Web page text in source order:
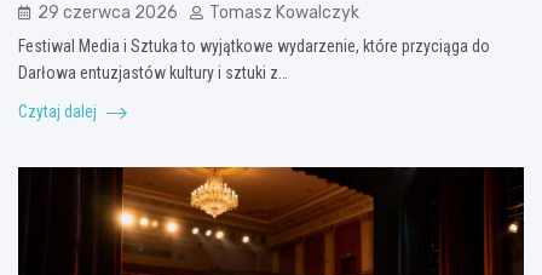
29 czerwca 2026 Tomasz Kowalczyk
Festiwal Media i Sztuka to wyjątkowe wydarzenie, które przyciąga do
Darłowa entuzjastów kultury i sztuki z…
Czytaj dalej